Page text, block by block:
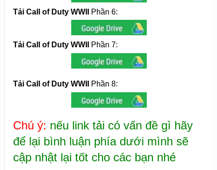
Tải Call of Duty WWII Phần 6:
Tải Call of Duty WWII Phần 7:
Tải Call of Duty WWII Phần 8:
Chú ý: nếu link tải có vấn đề gì hãy
để lại bình luận phía dưới mình sẽ
cập nhật lại tốt cho các bạn nhé